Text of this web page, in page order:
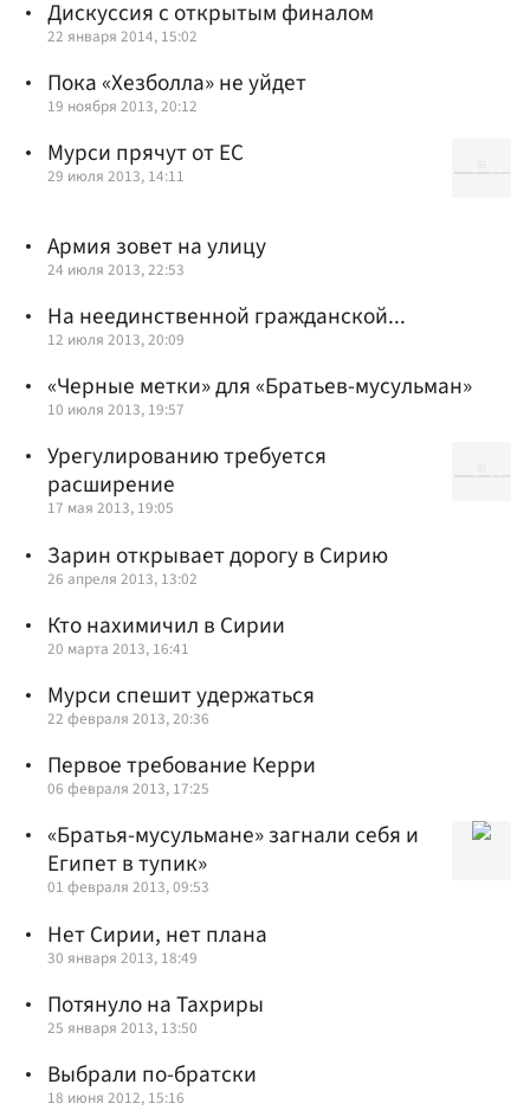
Дискуссия с открытым финалом
22 января 2014, 15:02
Пока «Хезболла» не уйдет
19 ноября 2013, 20:12
Мурси прячут от ЕС
29 июля 2013, 14:11
Армия зовет на улицу
24 июля 2013, 22:53
На неединственной гражданской...
12 июля 2013, 20:09
«Черные метки» для «Братьев-мусульман»
10 июля 2013, 19:57
Урегулированию требуется
расширение
17 мая 2013, 19:05
Зарин открывает дорогу в Сирию
26 апреля 2013, 13:02
Кто нахимичил в Сирии
20 марта 2013, 16:41
Мурси спешит удержаться
22 февраля 2013, 20:36
Первое требование Керри
06 февраля 2013, 17:25
«Братья-мусульмане» загнали себя и
Египет в тупик»
01 февраля 2013, 09:53
Нет Сирии, нет плана
30 января 2013, 18:49
Потянуло на Тахриры
25 января 2013, 13:50
Выбрали по-братски
18 июня 2012, 15:16